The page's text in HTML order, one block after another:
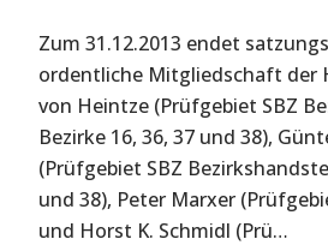
Zum 31.12.2013 endet
ordentliche Mitgliedschaft der
von Heintze (Prüfgebiet SBZ
Bezirke 16, 36, 37 und 38),
(Prüfgebiet SBZ
und 38), Peter Marxer
und Horst K. Schmidl (Prü…